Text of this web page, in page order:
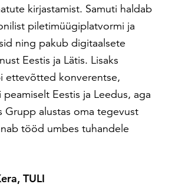
kirjastamist. Samuti haldab
piletimüügiplatvormi ja
ning pakub digitaalsete
Eestis ja Lätis. Lisaks
ettevõtted konverentse,
Eestis ja Leedus, aga
Grupp alustas oma tegevust
tööd umbes tuhandele
TULI